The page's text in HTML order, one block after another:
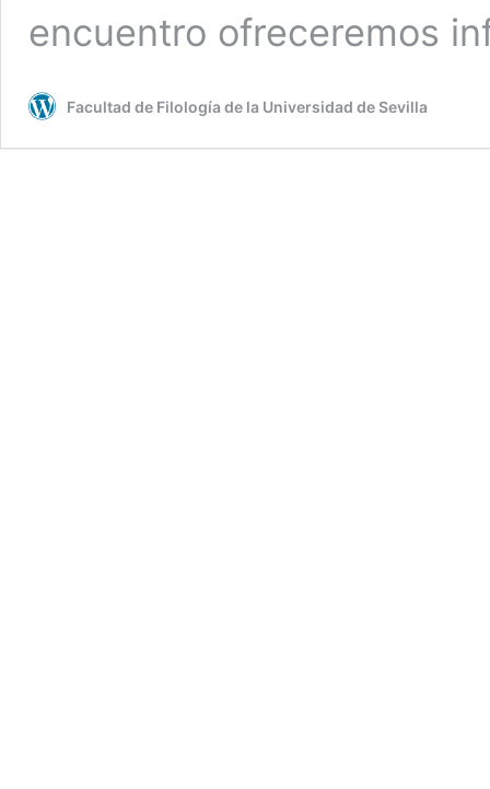
encuentro ofreceremos
Facultad de Filología de la Universidad de Sevilla